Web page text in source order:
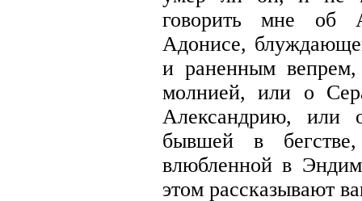
говорить мне об
Адонисе,
и раненным
молнией, или о
Александрию, или
бывшей в
влюбленной в
этом рассказывают